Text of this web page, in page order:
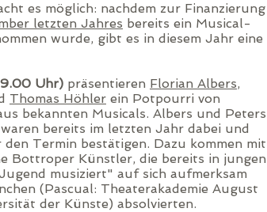
es möglich: nachdem zur Finanzierung
letzten Jahres bereits ein Musical-
wurde, gibt es in diesem Jahr eine
Uhr) präsentieren Florian Albers,
Thomas Höhler ein Potpourri von
bekannten Musicals. Albers und Peters
bereits im letzten Jahr dabei und
Termin bestätigen. Dazu kommen mit
Bottroper Künstler, die bereits in jungen
musiziert" auf sich aufmerksam
(Pascual: Theaterakademie August
der Künste) absolvierten.